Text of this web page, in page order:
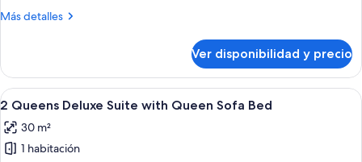
with
Bed,
Ocean
View
Más detalles
Más
Queens
Deluxe
Suite
Queen
Sofa
Ver disponibilidad y precio
Ver
todas
las
fotos
Habitación de hotel con dos camas,
10
2 Queens Deluxe Suite with Queen Sofa Bed
30 m²
1 habitación